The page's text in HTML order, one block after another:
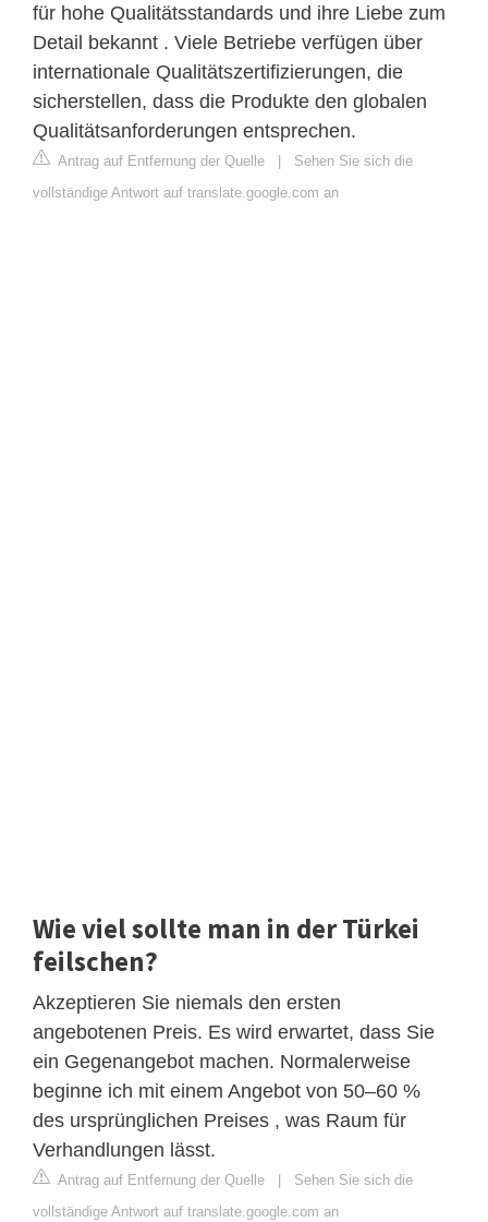
für hohe Qualitätsstandards und ihre Liebe zum
Detail bekannt . Viele Betriebe verfügen über
internationale Qualitätszertifizierungen, die
sicherstellen, dass die Produkte den globalen
Qualitätsanforderungen entsprechen.
Antrag auf Entfernung der Quelle | Sehen Sie sich die
vollständige Antwort auf translate.google.com an
Wie viel sollte man in der Türkei
feilschen?
Akzeptieren Sie niemals den ersten
angebotenen Preis. Es wird erwartet, dass Sie
ein Gegenangebot machen. Normalerweise
beginne ich mit einem Angebot von 50–60 %
des ursprünglichen Preises , was Raum für
Verhandlungen lässt.
Antrag auf Entfernung der Quelle | Sehen Sie sich die
vollständige Antwort auf translate.google.com an